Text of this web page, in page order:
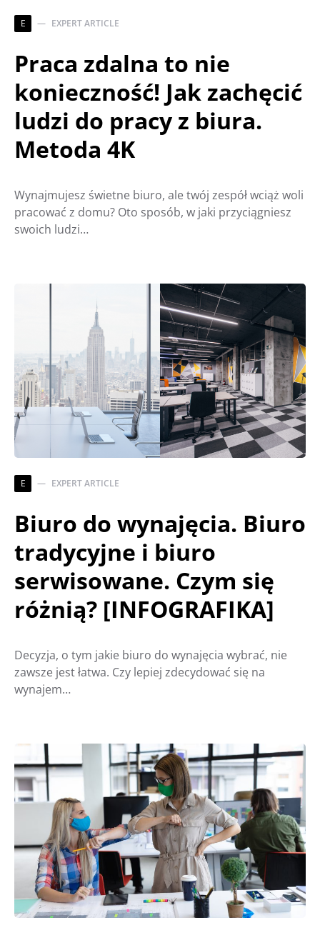
E EXPERT ARTICLE
Praca zdalna to nie
konieczność! Jak zachęcić
ludzi do pracy z biura.
Metoda 4K
Wynajmujesz świetne biuro, ale twój zespół wciąż woli
pracować z domu? Oto sposób, w jaki przyciągniesz
swoich ludzi…
E EXPERT ARTICLE
Biuro do wynajęcia. Biuro
tradycyjne i biuro
serwisowane. Czym się
różnią? [INFOGRAFIKA]
Decyzja, o tym jakie biuro do wynajęcia wybrać, nie
zawsze jest łatwa. Czy lepiej zdecydować się na
wynajem…